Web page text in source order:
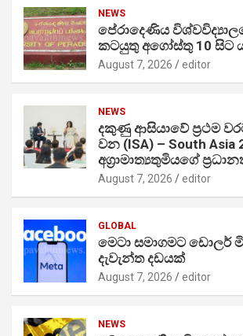
NEWS
පේරාදෙණිය
කටයුතු අගෝස්තු 10 සිට
August 7, 2026 editor
NEWS
දකුණු ආසියාවේ ප්‍රථම
වන (ISA) – South Asia
අග්‍රාමාත්‍යතුමියගේ
August 7, 2026 editor
GLOBAL
මෙටා සමාගමට ඩොලර්
දැවැන්ත දඩයක්
August 7, 2026 editor
NEWS